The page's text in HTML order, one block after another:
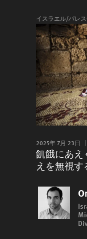
イスラエル/パレ
2025年 7月 23日
飢餓にあ
えを無視